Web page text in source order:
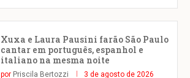
Xuxa e Laura Pausini farão São Paulo
cantar em português, espanhol e
italiano na mesma noite
por Priscila Bertozzi 3 de agosto de 2026